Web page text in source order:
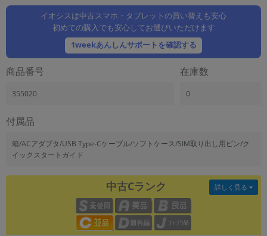
イオシスは中古スマホ・タブレットの買い替えも安心
初めての購入でも安心してお選びいただけます
1weekあんしんサポートを確認する
商品番号
355020
在庫数
0
付属品
箱/ACアダプタ/USB Type-Cケーブル/ソフトケース/SIM取り出し用ピン/ク
イックスタートガイド
中古Cランク 詳しく見る
製造、販売メーカーの絞り込み
「Apple」「SONY」「SHARP」など
商品の搭載機能による絞り込み
ドライブ
ドライブの絞り込み
ランク
商品状態の絞り込み
CPU